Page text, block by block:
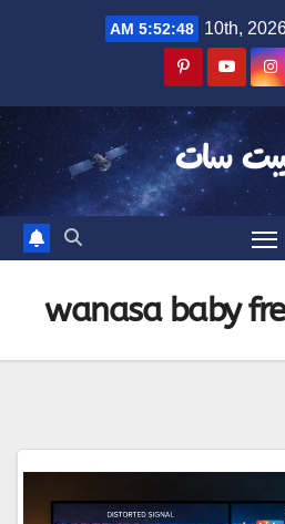
5:52:49 AM
سات
wanasa baby